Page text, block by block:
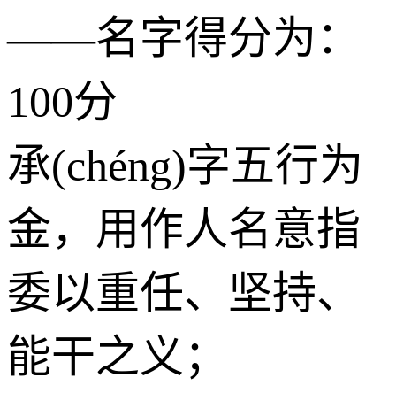
——名字得分为：
100分
承(chéng)字五行为
金，用作人名意指
委以重任、坚持、
能干之义；